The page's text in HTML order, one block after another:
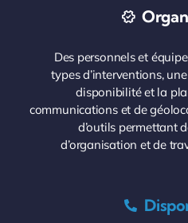
Des personnels et
types d’interventions,
disponibilité et la
communications et de
d’outils permettant
d’organisation et de